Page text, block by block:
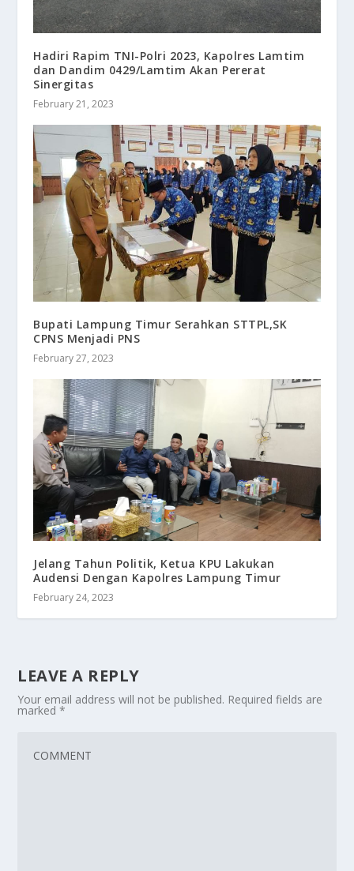
Hadiri Rapim TNI-Polri 2023, Kapolres Lamtim
dan Dandim 0429/Lamtim Akan Pererat
Sinergitas
February 21, 2023
Bupati Lampung Timur Serahkan STTPL,SK
CPNS Menjadi PNS
February 27, 2023
Jelang Tahun Politik, Ketua KPU Lakukan
Audensi Dengan Kapolres Lampung Timur
February 24, 2023
LEAVE A REPLY
Your email address will not be published. Required fields are
marked*